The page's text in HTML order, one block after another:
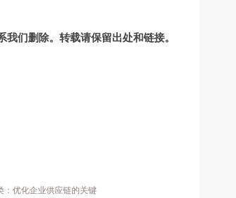
们删除。转载请保留出处和链接。
优化企业供应链的关键